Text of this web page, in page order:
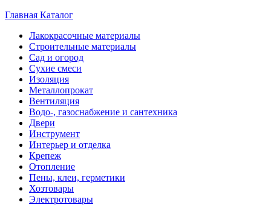
Главная Каталог
Лакокрасочные материалы
Строительные материалы
Сад и огород
Сухие смеси
Изоляция
Металлопрокат
Вентиляция
Водо-, газоснабжение и сантехника
Двери
Инструмент
Интерьер и отделка
Крепеж
Отопление
Пены, клеи, герметики
Хозтовары
Электротовары